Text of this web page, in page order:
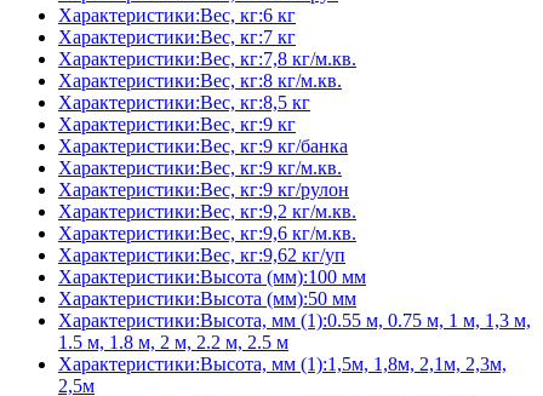
Характеристики:Вес, кг:6 кг
Характеристики:Вес, кг:7 кг
Характеристики:Вес, кг:7,8 кг/м.кв.
Характеристики:Вес, кг:8 кг/м.кв.
Характеристики:Вес, кг:8,5 кг
Характеристики:Вес, кг:9 кг
Характеристики:Вес, кг:9 кг/банка
Характеристики:Вес, кг:9 кг/м.кв.
Характеристики:Вес, кг:9 кг/рулон
Характеристики:Вес, кг:9,2 кг/м.кв.
Характеристики:Вес, кг:9,6 кг/м.кв.
Характеристики:Вес, кг:9,62 кг/уп
Характеристики:Высота (мм):100 мм
Характеристики:Высота (мм):50 мм
Характеристики:Высота, мм (1):0.55 м, 0.75 м, 1 м, 1,3 м,
1.5 м, 1.8 м, 2 м, 2.2 м, 2.5 м
Характеристики:Высота, мм (1):1,5м, 1,8м, 2,1м, 2,3м,
2,5м